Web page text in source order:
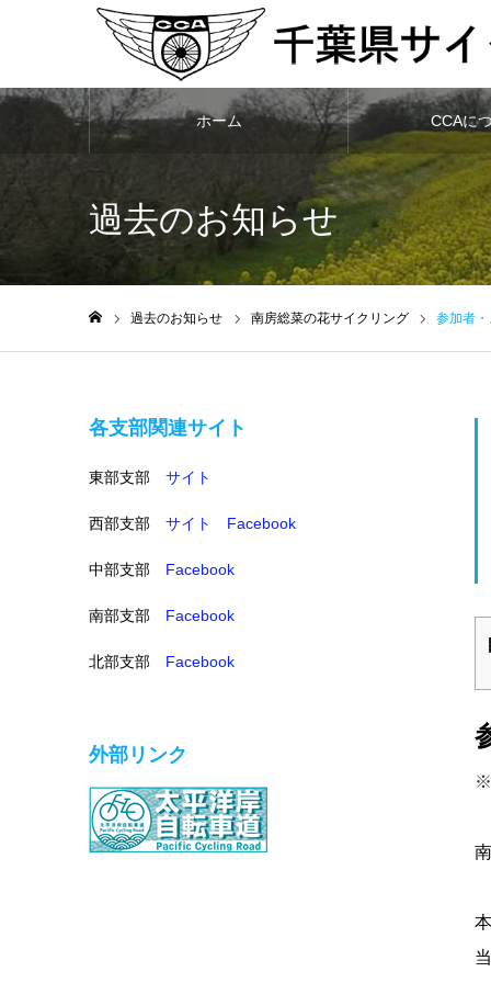
ホーム CCAに
過去のお知らせ
過去のお知らせ 南房総菜の花サイクリング 参加者
※
各支部関連サイト
東部支部 サイト
西部支部 サイト Facebook
中部支部 Facebook
南部支部 Facebook
北部支部 Facebook
外部リンク